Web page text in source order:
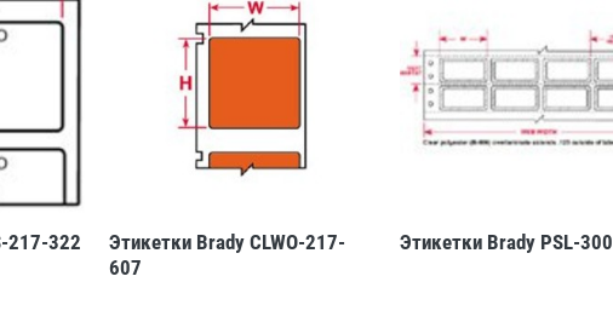
217-322
Этикетки Brady CLWO-217-
607
Этикетки Brady PSL-